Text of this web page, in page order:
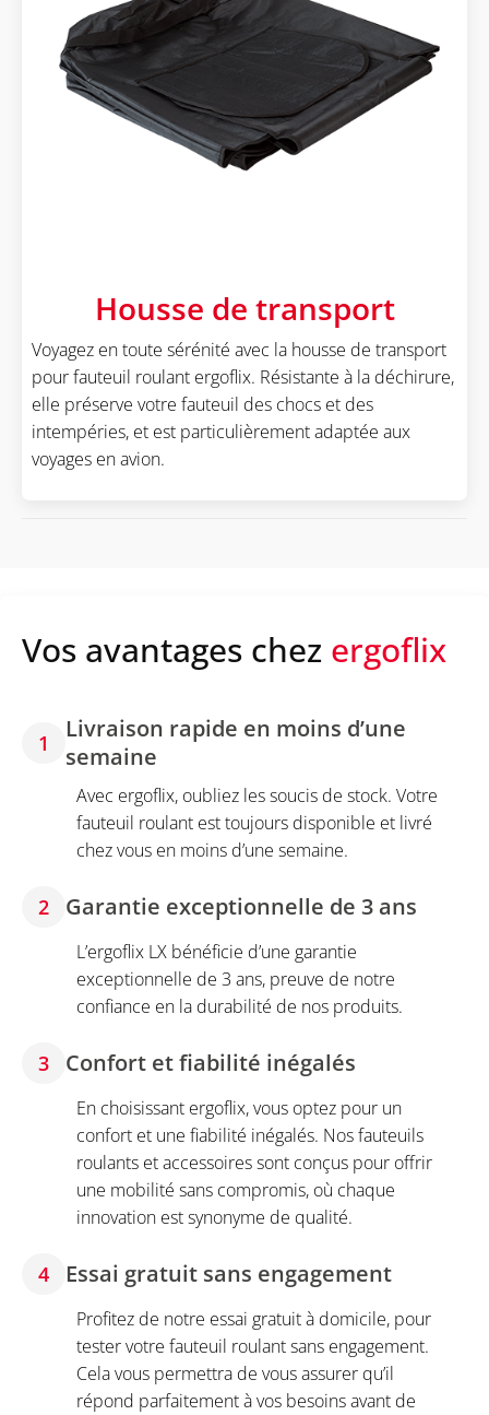
Housse de transport
Voyagez en toute sérénité avec la housse de transport
pour fauteuil roulant ergoflix. Résistante à la déchirure,
elle préserve votre fauteuil des chocs et des
intempéries, et est particulièrement adaptée aux
voyages en avion.
Vos avantages chez ergoflix
1
Livraison rapide en moins d’une
semaine
Avec ergoflix, oubliez les soucis de stock. Votre
fauteuil roulant est toujours disponible et livré
chez vous en moins d’une semaine.
2 Garantie exceptionnelle de 3 ans
L’ergoflix LX bénéficie d’une garantie
exceptionnelle de 3 ans, preuve de notre
confiance en la durabilité de nos produits.
3 Confort et fiabilité inégalés
En choisissant ergoflix, vous optez pour un
confort et une fiabilité inégalés. Nos fauteuils
roulants et accessoires sont conçus pour offrir
une mobilité sans compromis, où chaque
innovation est synonyme de qualité.
4 Essai gratuit sans engagement
Profitez de notre essai gratuit à domicile, pour
tester votre fauteuil roulant sans engagement.
Cela vous permettra de vous assurer qu’il
répond parfaitement à vos besoins avant de